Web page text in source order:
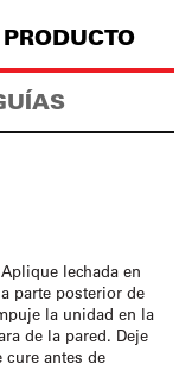
lechada en
parte posterior de
la unidad en la
de la pared. Deje
cure antes de